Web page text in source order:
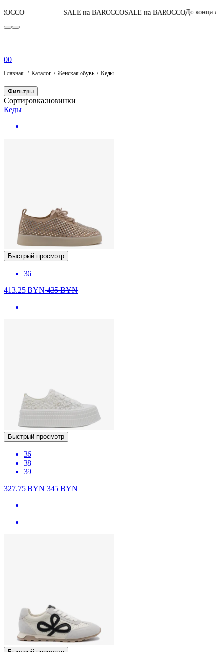
SALE на BAROCCO SALE на BAROCCO До конца акции05:19:41
00
Главная Каталог Женская обувь Кеды
Фильтры
Сортировка:новинки
Кеды
Быстрый просмотр
36
413.25 BYN435BYN
Быстрый просмотр
36
38
39
327.75 BYN345BYN